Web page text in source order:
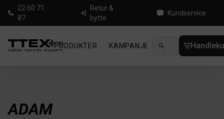
22 60 71
87
Retur &
bytte
Kundservice
PRODUKTER KAMPANJE NYHETER
ADAM